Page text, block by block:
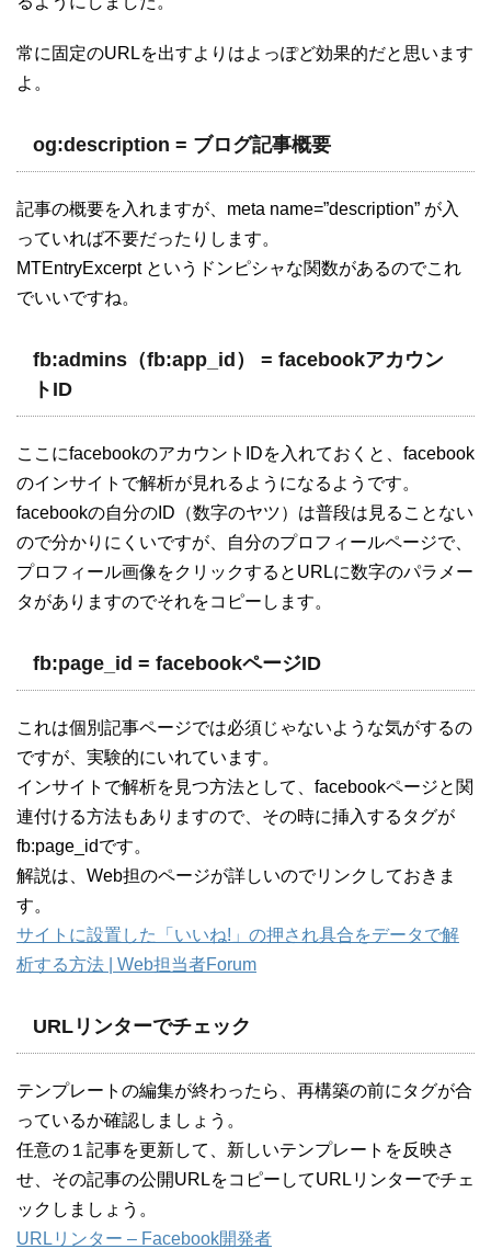
常に固定のURLを出すよりはよっぽど効果的だと思います
よ。
og:description = ブログ記事概要
記事の概要を入れますが、meta name=”description” が入
っていれば不要だったりします。
MTEntryExcerpt というドンピシャな関数があるのでこれ
でいいですね。
fb:admins（fb:app_id） = facebookアカウン
トID
ここにfacebookのアカウントIDを入れておくと、facebook
のインサイトで解析が見れるようになるようです。
facebookの自分のID（数字のヤツ）は普段は見ることない
ので分かりにくいですが、自分のプロフィールページで、
プロフィール画像をクリックするとURLに数字のパラメー
タがありますのでそれをコピーします。
fb:page_id = facebookページID
これは個別記事ページでは必須じゃないような気がするの
ですが、実験的にいれています。
インサイトで解析を見つ方法として、facebookページと関
連付ける方法もありますので、その時に挿入するタグが
fb:page_idです。
解説は、Web担のページが詳しいのでリンクしておきま
す。
サイトに設置した「いいね!」の押され具合をデータで解
析する方法 | Web担当者Forum
URLリンターでチェック
テンプレートの編集が終わったら、再構築の前にタグが合
っているか確認しましょう。
任意の１記事を更新して、新しいテンプレートを反映さ
せ、その記事の公開URLをコピーしてURLリンターでチェ
ックしましょう。
URLリンター – Facebook開発者